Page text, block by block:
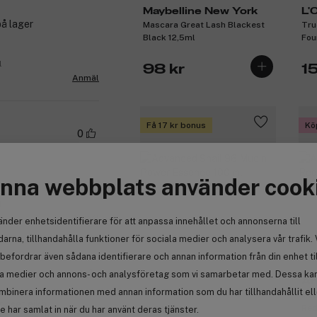
webbplats använder
enhetsidentifierare för att anpassa innehållet och annonserna till
tillhandahålla funktioner för sociala medier och analysera vår trafik.
även sådana identifierare och annan information från din enhet
medier och annons- och analysföretag som vi samarbetar med. Dessa
informationen med annan information som du har tillhandahållit
har samlat in när du har använt deras tjänster.
Maybelline New York
Mascara Great Lash Blackest
Black 12,5ml
98 kr
Få 17 kr bonus
(1133)
COSRX
lager
Anmäl
0
Anmäl
1
eikä